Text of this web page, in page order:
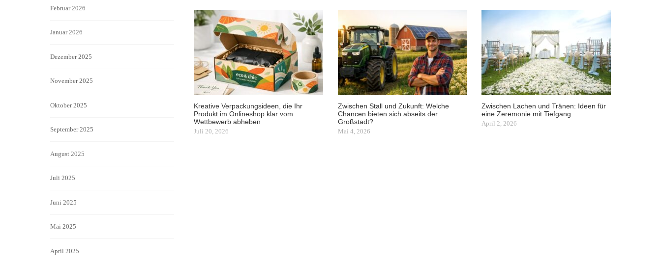
Kreative Verpackungsideen, die Ihr
Produkt im Onlineshop klar vom
Wettbewerb abheben
Juli 20, 2026
Zwischen Stall und Zukunft: Welche
Chancen bieten sich abseits der
Großstadt?
Mai 4, 2026
Zwischen Lachen und Tränen: Ideen für
eine Zeremonie mit Tiefgang
April 2, 2026
Februar 2026
Januar 2026
Dezember 2025
November 2025
Oktober 2025
September 2025
August 2025
Juli 2025
Juni 2025
Mai 2025
April 2025